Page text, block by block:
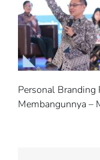
Personal Branding
Membangunnya –